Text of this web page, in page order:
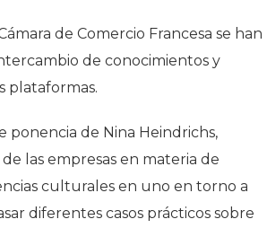
de Comercio Francesa se han
de conocimientos y
plataformas.
de Nina Heindrichs,
las empresas en materia de
culturales en uno en torno a
diferentes casos prácticos sobre